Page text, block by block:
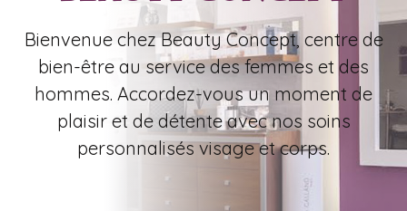
Bienvenue chez Beauty Concept, centre de
bien-être au service des femmes et des
hommes. Accordez-vous un moment de
plaisir et de détente avec nos soins
personnalisés visage et corps.